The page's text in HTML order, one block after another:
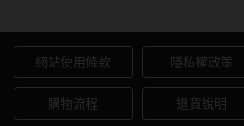
網站使用條款 隱私權政策
購物流程 退貨說明